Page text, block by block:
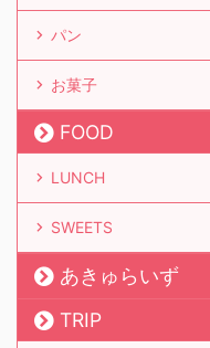
パン
お菓子
FOOD
LUNCH
SWEETS
あきゅらいず
TRIP